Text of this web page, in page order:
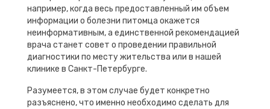
например, когда весь предоставленный им объем
информации о болезни питомца окажется
неинформативным, а единственной рекомендацией
врача станет совет о проведении правильной
диагностики по месту жительства или в нашей
клинике в Санкт-Петербурге.
Разумеется, в этом случае будет конкретно
разъяснено, что именно необходимо сделать для